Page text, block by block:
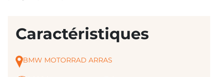
Caractéristiques
BMW MOTORRAD ARRAS